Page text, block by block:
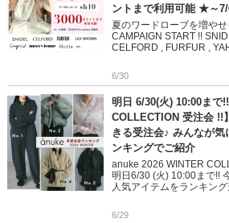
ントまで利用可能 ★～7/
夏のワードローブを増や
CAMPAIGN START !!
CELFORD , FURFUR ,
6/30
明日 6/30(火) 10:00まで
COLLECTION 受注会 !!
きる受注会♪ みんなが
ンキングでご紹介
anuke 2026 WINTER
明日6/30 (火) 10:00まで!!
人気アイテムをランキン
6/29